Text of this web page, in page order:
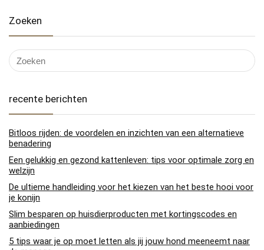
Zoeken
recente berichten
Bitloos rijden: de voordelen en inzichten van een alternatieve
benadering
Een gelukkig en gezond kattenleven: tips voor optimale zorg en
welzijn
De ultieme handleiding voor het kiezen van het beste hooi voor
je konijn
Slim besparen op huisdierproducten met kortingscodes en
aanbiedingen
5 tips waar je op moet letten als jij jouw hond meeneemt naar